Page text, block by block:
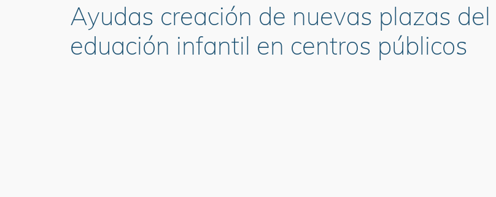
Ayudas creación de nuevas plazas
eduación infantil en centros públicos